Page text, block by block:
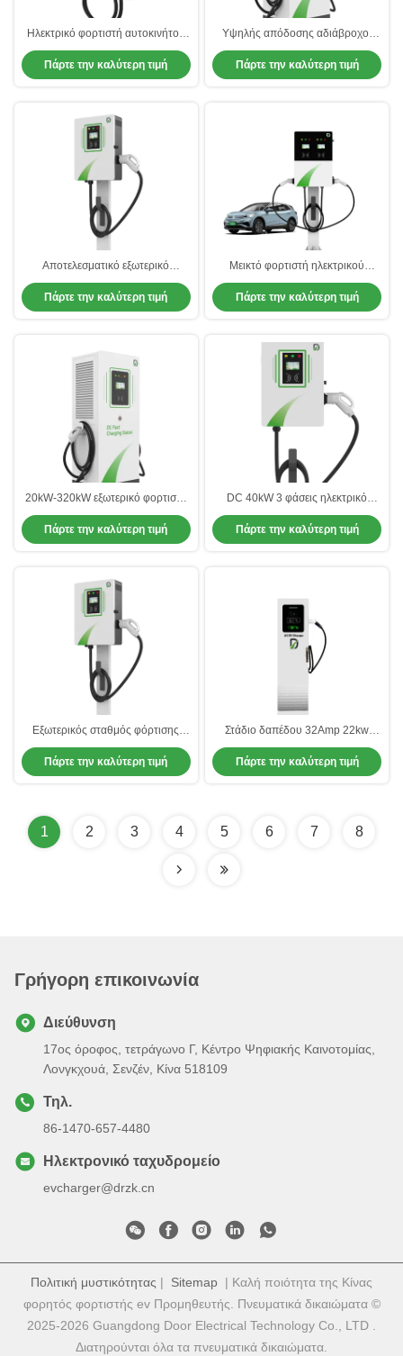
Ηλεκτρικό φορτιστή αυτοκινήτου
με ονομαστικό ρεύμα 16A/32A
Προϊόν Alias GBT EV γρήγορο
φορτιστή λειτουργία εκκίνησης
Πάρτε την καλύτερη τιμή
Υψηλής απόδοσης αδιάβροχοι
οικιακοί σταθμοί φόρτισης
ηλεκτρικών οχημάτων
Πάρτε την καλύτερη τιμή
Αποτελεσματικό εξωτερικό
ηλεκτρικό φορτιστή αυτοκινήτου
Σπίτι Ηλεκτρικοί σταθμοί φόρτισης
DC
Πάρτε την καλύτερη τιμή
Μεικτό φορτιστή ηλεκτρικού
αυτοκινήτου AC DC για χώρο
στάθμευσης νοσοκομείου
εμπορικού κέντρου
Πάρτε την καλύτερη τιμή
20kW-320kW εξωτερικό φορτιστή
ηλεκτρικού αυτοκινήτου με
προσαρμόσιμο χρώμα
Πάρτε την καλύτερη τιμή
DC 40kW 3 φάσεις ηλεκτρικό
φορτιστή αυτοκινήτου CCS1
CCS2 GBT CHAdemo Single Gun
Πάρτε την καλύτερη τιμή
Εξωτερικός σταθμός φόρτισης
Wallbox Γρήγορος φορτιστής
ηλεκτρικού αυτοκινήτου για το
κοινό
Πάρτε την καλύτερη τιμή
Στάδιο δαπέδου 32Amp 22kw
Τυπο 2 φορτιστή αυτοκινήτου
Τυποφορτιστή τοίχου για
ηλεκτρικό αυτοκίνητο
Πάρτε την καλύτερη τιμή
1 2 3 4 5 6 7 8
Γρήγορη επικοινωνία
Διεύθυνση
17ος όροφος, τετράγωνο Γ, Κέντρο Ψηφιακής Καινοτομίας,
Λονγκχουά, Σενζέν, Κίνα 518109
Τηλ.
86-1470-657-4480
Ηλεκτρονικό ταχυδρομείο
evcharger@drzk.cn
Πολιτική μυστικότητας | Sitemap | Καλή ποιότητα της Κίνας
φορητός φορτιστής ev Προμηθευτής. Πνευματικά δικαιώματα ©
2025-2026 Guangdong Door Electrical Technology Co., LTD .
Διατηρούνται όλα τα πνευματικά δικαιώματα.